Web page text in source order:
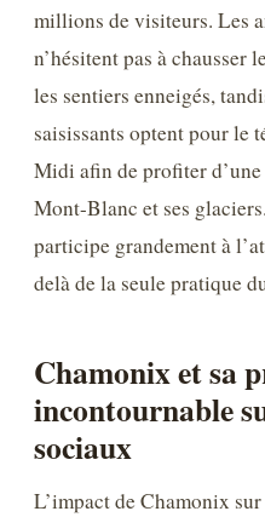
millions de visiteurs. Les
n’hésitent pas à chausser
les sentiers enneigés,
saisissants optent pour le
Midi afin de profiter
Mont-Blanc et ses
participe grandement à
delà de la seule pratique
Chamonix et sa
incontournable
sociaux
L’impact de Chamonix